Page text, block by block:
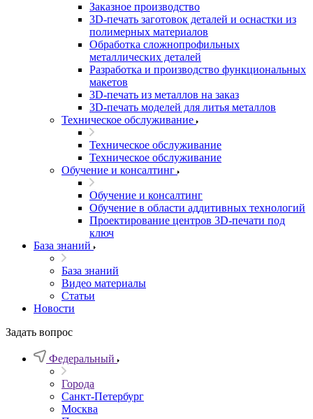
Заказное производство
3D-печать заготовок деталей и оснастки из
полимерных материалов
Обработка сложнопрофильных
металлических деталей
Разработка и производство функциональных
макетов
3D-печать из металлов на заказ
3D-печать моделей для литья металлов
Техническое обслуживание
Техническое обслуживание
Техническое обслуживание
Обучение и консалтинг
Обучение и консалтинг
Обучение в области аддитивных технологий
Проектирование центров 3D-печати под
ключ
База знаний
База знаний
Видео материалы
Статьи
Новости
Задать вопрос
Федеральный
Города
Санкт-Петербург
Москва